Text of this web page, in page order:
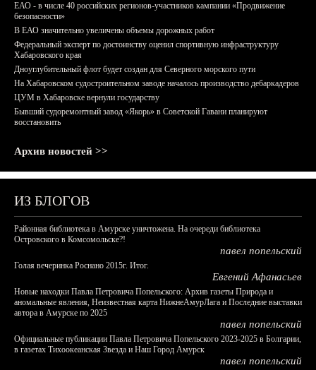
ЕАО - в числе 40 российских регионов-участников кампании «Продвижение
безопасности»
В ЕАО значительно увеличены объемы дорожных работ
Федеральный эксперт по достоинству оценил спортивную инфраструктуру
Хабаровского края
Дноуглубительный флот будет создан для Северного морского пути
На Хабаровском судостроительном заводе началось производство дебаркадеров
ЦУМ в Хабаровске вернули государству
Бывший судоремонтный завод «Якорь» в Советской Гавани планируют
восстановить
Архив новостей >>
ИЗ БЛОГОВ
Районная библиотека в Амурске уничтожена. На очереди библиотека
Островского в Комсомольске?!
павел попельский
Голая вечеринка Роснано 2015г. Итог.
Евгений Афанасьев
Новые находки Павла Петровича Попельского: Архив газеты Природа и
аномальные явления, Неизвестная карта НижнеАмурЛага и Последние выставки
автора в Амурске по 2025
павел попельский
Официальные публикации Павла Петровича Попельского 2023-2025 в Болгарии,
в газетах Тихоокеанская Звезда и Наш Город Амурск
павел попельский